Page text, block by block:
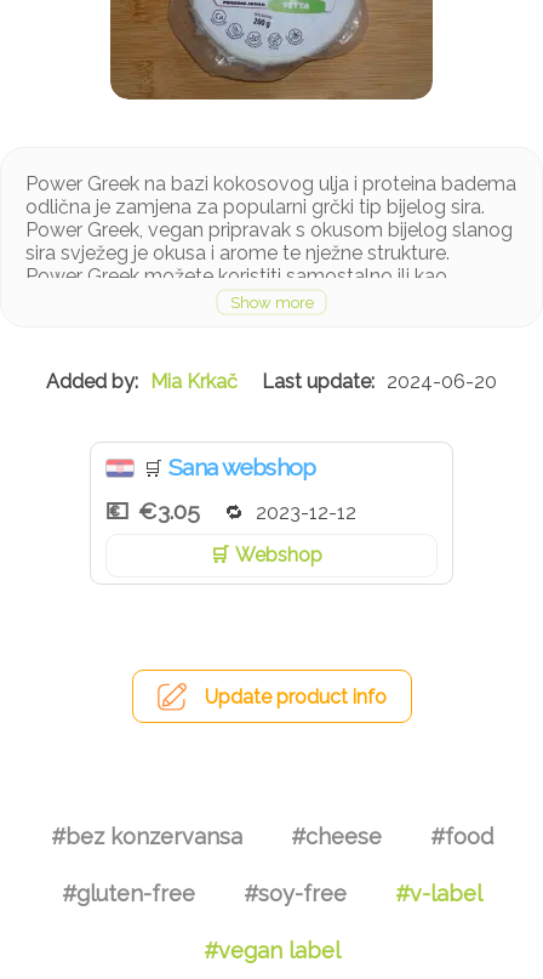
Power Greek na bazi kokosovog ulja i proteina badema
odlična je zamjena za popularni grčki tip bijelog sira.
Power Greek, vegan pripravak s okusom bijelog slanog
sira svježeg je okusa i arome te nježne strukture.
Power Greek možete koristiti samostalno ili kao
dodatak omiljenim salatama i sendvičima.
Ne sadrži konzervanse, sastojke životinjskog porijekla,
Mia Krkač
2024-06-20
🛒 Sana webshop
€3.05
2023-12-12
Webshop
Update product info
#bez konzervansa #cheese #food
#gluten-free #soy-free #v-label
#vegan label